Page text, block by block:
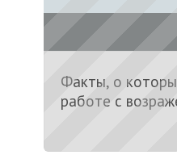
Факты, о
работе с